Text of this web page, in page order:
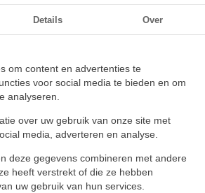
Details Over
om content en advertenties te
voor social media te bieden en om
analyseren.
over uw gebruik van onze site met
media, adverteren en analyse.
deze gegevens combineren met andere
heeft verstrekt of die ze hebben
uw gebruik van hun services.
NBR 70
★★★★
★★★★
Schrijf een review!